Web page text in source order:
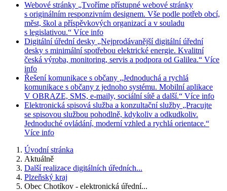
Webové stránky „Tvoříme přístupné webové stránky
s originálním responzivním designem. Vše podle potřeb obcí,
měst, škol a příspěvkových organizací a v souladu
s legislativou.“ Více info
Digitální úřední desky „Nejprodávanější digitální úřední
desky s minimální spotřebou elektrické energie. Kvalitní
česká výroba, monitoring, servis a podpora od Galilea.“ Více
info
Řešení komunikace s občany „Jednoduchá a rychlá
komunikace s občany z jednoho systému. Mobilní aplikace
V OBRAZE, SMS, e-maily, sociální sítě a další.“ Více info
Elektronická spisová služba a konzultační služby „Pracujte
se spisovou službou pohodlně, kdykoliv a odkudkoliv.
Jednoduché ovládání, moderní vzhled a rychlá orientace.“
Více info
Úvodní stránka
Aktuálně
Další realizace digitálních úředních...
Plzeňský kraj
Obec Chotíkov - elektronická úřední...